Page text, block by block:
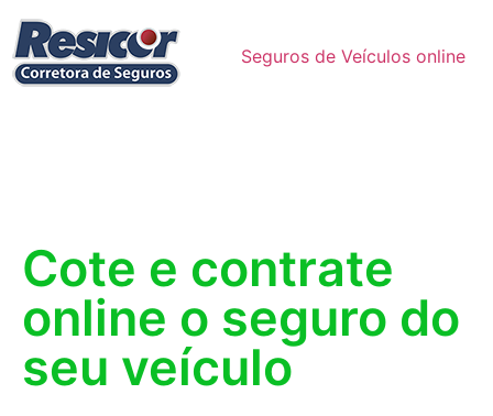
Seguros de Veículos online
Cote e contrate
online o seguro do
seu veículo